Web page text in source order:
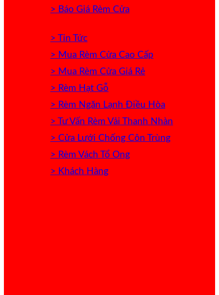
> Báo Giá Rèm Cửa
> Tin Tức
> Mua Rèm Cửa Cao Cấp
> Mua Rèm Cửa Giá Rẻ
> Rèm Hạt Gỗ
> Rèm Ngăn Lạnh Điều Hòa
> Tư Vấn Rèm Vải Thanh Nhàn
> Cửa Lưới Chống Côn Trùng
> Rèm Vách Tổ Ong
> Khách Hàng